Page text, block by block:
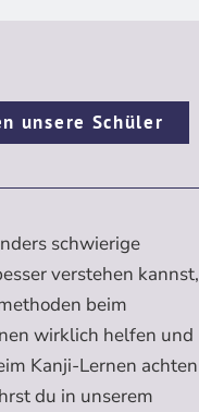
unsere Schüler
schwierige
verstehen kannst,
beim
wirklich helfen und
Kanji-Lernen achten
du in unserem